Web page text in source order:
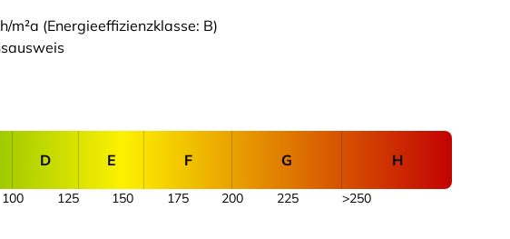
(Energieeffizienzklasse: B)
D E F G H
100 125 150 175 200 225 >250